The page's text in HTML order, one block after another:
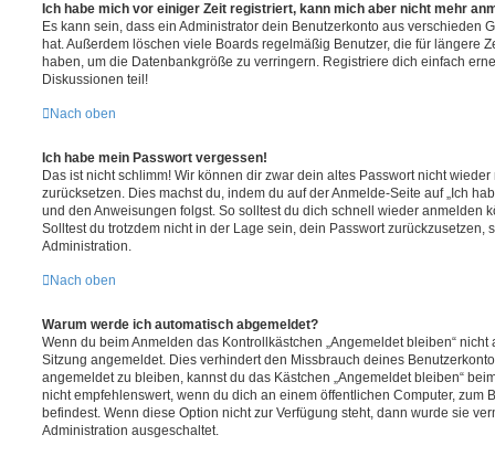
Ich habe mich vor einiger Zeit registriert, kann mich aber nicht mehr
Es kann sein, dass ein Administrator dein Benutzerkonto aus verschieden
hat. Außerdem löschen viele Boards regelmäßig Benutzer, die für längere
haben, um die Datenbankgröße zu verringern. Registriere dich einfach
Diskussionen teil!
Nach oben
Ich habe mein Passwort vergessen!
Das ist nicht schlimm! Wir können dir zwar dein altes Passwort nicht
zurücksetzen. Dies machst du, indem du auf der Anmelde-Seite auf „Ich
und den Anweisungen folgst. So solltest du dich schnell wieder anmelden
Solltest du trotzdem nicht in der Lage sein, dein Passwort zurückzusetzen,
Administration.
Nach oben
Warum werde ich automatisch abgemeldet?
Wenn du beim Anmelden das Kontrollkästchen „Angemeldet bleiben“
Sitzung angemeldet. Dies verhindert den Missbrauch deines
angemeldet zu bleiben, kannst du das Kästchen „Angemeldet bleiben“
nicht empfehlenswert, wenn du dich an einem öffentlichen Computer, zum
befindest. Wenn diese Option nicht zur Verfügung steht, dann wurde sie
Administration ausgeschaltet.